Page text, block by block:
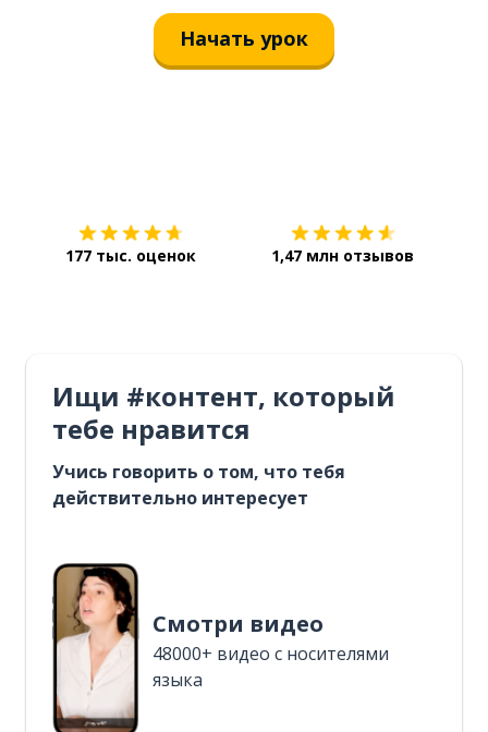
Начать урок
177 тыс. оценок 1,47 млн отзывов
Ищи #контент, который
тебе нравится
Учись говорить о том, что тебя
действительно интересует
Смотри видео
48000+ видео с носителями
языка